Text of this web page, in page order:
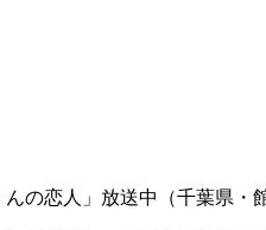
の恋人」放送中（千葉県・